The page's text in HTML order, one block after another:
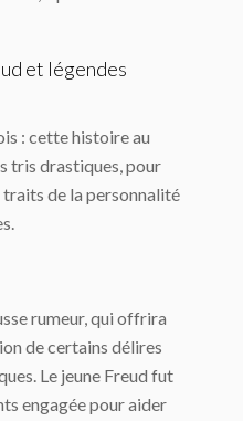
et légendes
: cette histoire au
tris drastiques, pour
de la personnalité
rumeur, qui offrira
de certains délires
Le jeune Freud fut
engagée pour aider